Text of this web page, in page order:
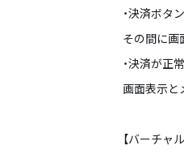
・決済ボタ
その間に画
・決済が正
画面表示と
【バーチャ